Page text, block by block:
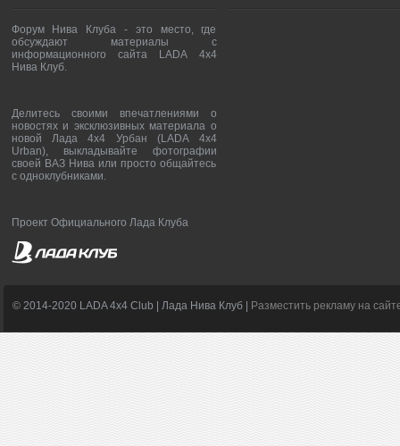
Форум Нива Клуба - это место, где
обсуждают материалы с
информационного сайта LADA 4x4
Нива Клуб.
Делитесь своими впечатлениями о
новостях и эксклюзивных материала о
новой Лада 4х4 Урбан (LADA 4x4
Urban), выкладывайте фотографии
своей ВАЗ Нива или просто общайтесь
с одноклубниками.
Проект Официального Лада Клуба
© 2014-2020 LADA 4x4 Club | Лада Нива Клуб | Разместить рекламу на